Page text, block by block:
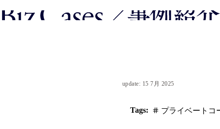
update: 15 7月 2025
Tags: プライベートコ